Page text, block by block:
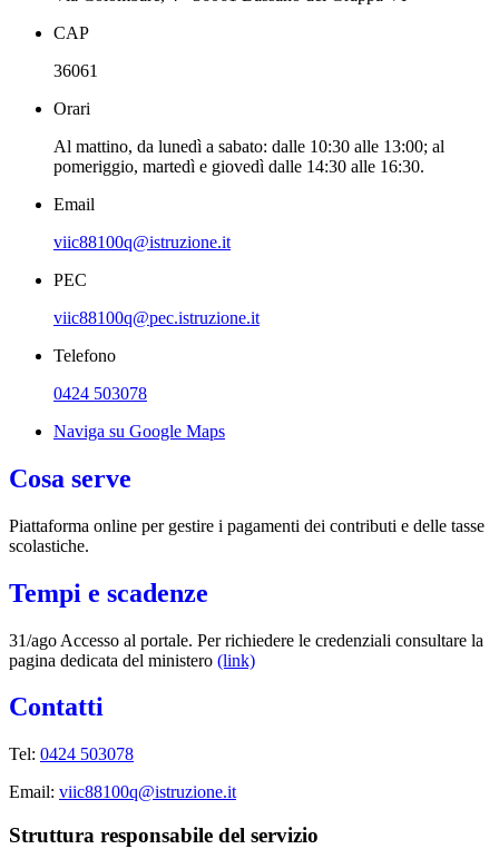
CAP
36061
Orari
Al mattino, da lunedì a sabato: dalle 10:30 alle 13:00; al
pomeriggio, martedì e giovedì dalle 14:30 alle 16:30.
Email
viic88100q@istruzione.it
PEC
viic88100q@pec.istruzione.it
Telefono
0424 503078
Naviga su Google Maps
Cosa serve
Piattaforma online per gestire i pagamenti dei contributi e delle tasse
scolastiche.
Tempi e scadenze
31/ago Accesso al portale. Per richiedere le credenziali consultare la
pagina dedicata del ministero (link)
Contatti
Tel: 0424 503078
Email: viic88100q@istruzione.it
Struttura responsabile del servizio